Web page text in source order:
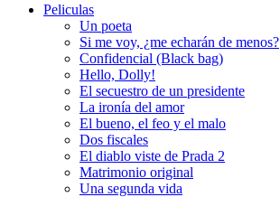
Peliculas
Un poeta
Si me voy, ¿me echarán de menos?
Confidencial (Black bag)
Hello, Dolly!
El secuestro de un presidente
La ironía del amor
El bueno, el feo y el malo
Dos fiscales
El diablo viste de Prada 2
Matrimonio original
Una segunda vida